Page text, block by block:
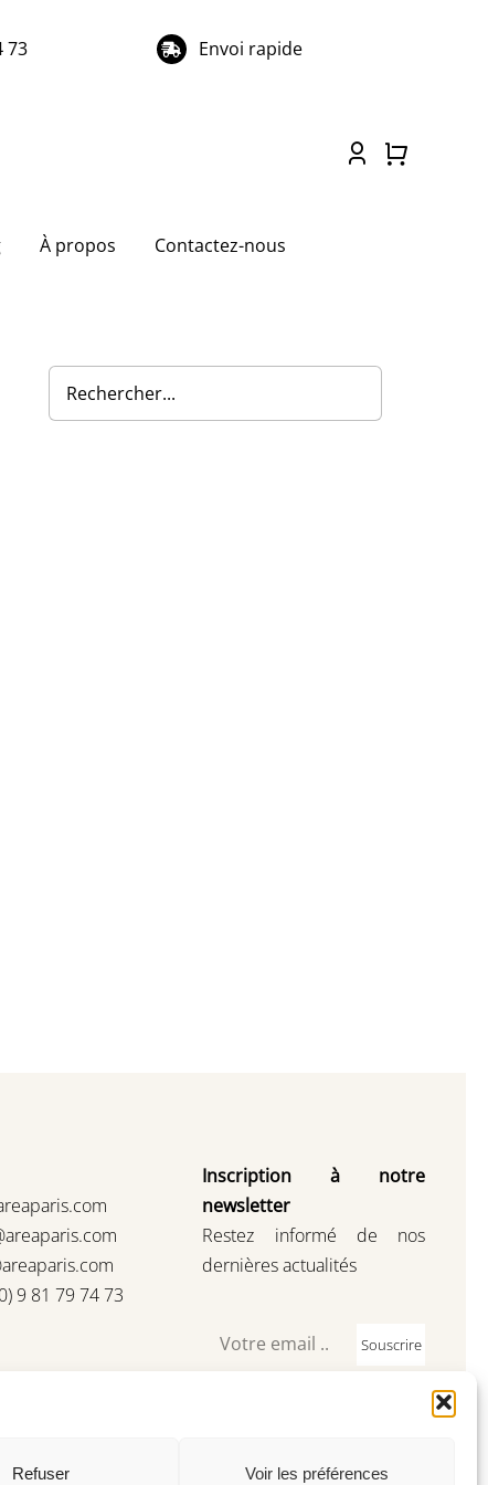
Refuser Voir les préférences
73 Envoi rapide
À propos Contactez-nous
9 81 79 74 73
Inscription à notre
newsletter
Restez informé de nos
dernières actualités
Souscrire